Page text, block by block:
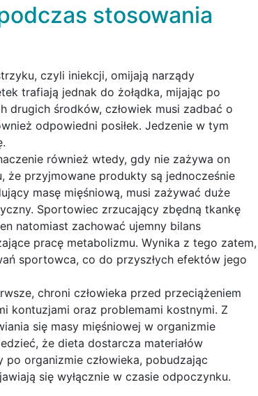
stosowania
czyli iniekcji, omijają narządy
trafiają jednak do żołądka, mijając po
środków, człowiek musi zadbać o
odpowiedni posiłek. Jedzenie w tym
również wtedy, gdy nie zażywa on
że przyjmowane produkty są jednocześnie
masę mięśniową, musi zażywać duże
Sportowiec zrzucający zbędną tkankę
natomiast zachować ujemny bilans
pracę metabolizmu. Wynika z tego zatem,
sportowca, co do przyszłych efektów jego
chroni człowieka przed przeciążeniem
kontuzjami oraz problemami kostnymi. Z
się masy mięśniowej w organizmie
że dieta dostarcza materiałów
organizmie człowieka, pobudzając
się wyłącznie w czasie odpoczynku.